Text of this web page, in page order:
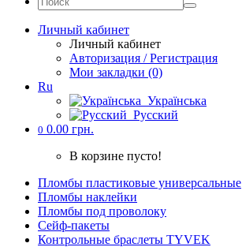
Личный кабинет
Личный кабинет
Авторизация / Регистрация
Мои закладки (0)
Ru
Українська
Русский
0 0.00 грн.
В корзине пусто!
Пломбы пластиковые универсальные
Пломбы наклейки
Пломбы под проволоку
Cейф-пакеты
Контрольные браслеты TYVEK